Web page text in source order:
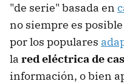
"de serie" basada en
no siempre es
por los populares
la red eléctrica de
información, o bien